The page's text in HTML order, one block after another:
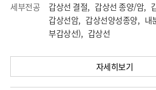
세부전공
갑상선 결절, 갑상선 종양/암,
갑상선암, 갑상선양성종양, 내
부갑상선), 갑상선
자세히보기